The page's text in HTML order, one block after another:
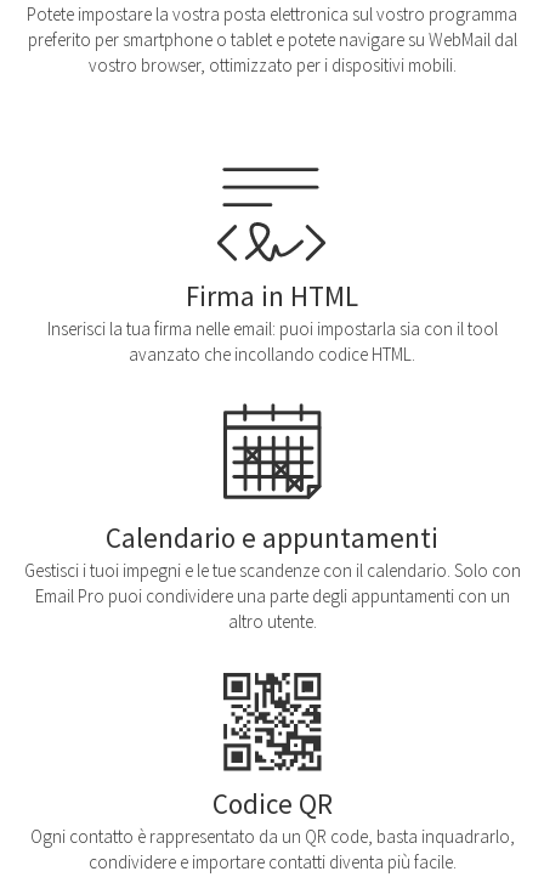
Potete impostare la vostra posta elettronica sul vostro programma
preferito per smartphone o tablet e potete navigare su WebMail dal
vostro browser, ottimizzato per i dispositivi mobili.
Firma in HTML
Inserisci la tua firma nelle email: puoi impostarla sia con il tool
avanzato che incollando codice HTML.
Calendario e appuntamenti
Gestisci i tuoi impegni e le tue scandenze con il calendario. Solo con
Email Pro puoi condividere una parte degli appuntamenti con un
altro utente.
Codice QR
Ogni contatto è rappresentato da un QR code, basta inquadrarlo,
condividere e importare contatti diventa più facile.